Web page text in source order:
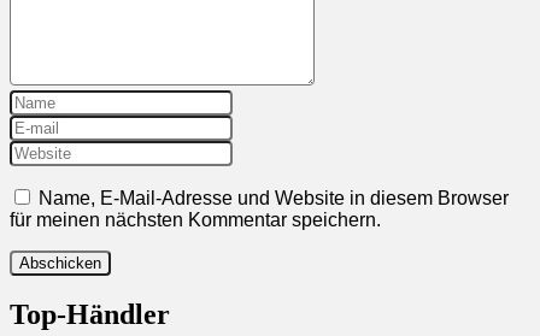
Name, E-Mail-Adresse und Website in diesem Browser
für meinen nächsten Kommentar speichern.
Top-Händler